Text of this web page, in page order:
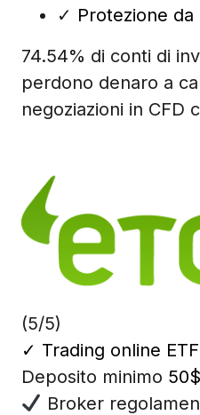
✓ Protezione
74.54% di conti di
perdono denaro a
negoziazioni in CFD
(5/5)
✓ Trading online
Deposito minimo 50$
Broker